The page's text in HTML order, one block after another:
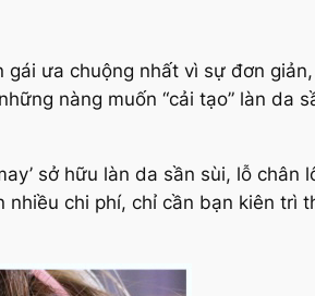
ưa chuộng nhất vì sự đơn
nàng muốn “cải tạo” làn da
sở hữu làn da sần sùi, lỗ chân
chi phí, chỉ cần bạn kiên trì